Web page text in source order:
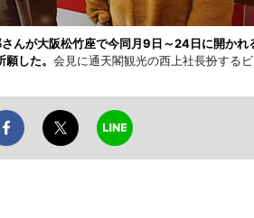
んが大阪松竹座で今同月9日～24日に開か
した。 会見に通天閣観光の西上社長扮する